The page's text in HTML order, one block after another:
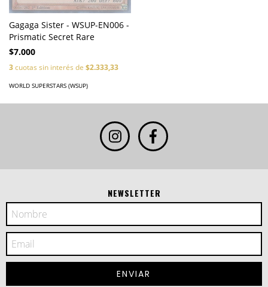
Gagaga Sister - WSUP-EN006 -
Prismatic Secret Rare
$7.000
3cuotas sin interés de $2.333,33
WORLD SUPERSTARS (WSUP)
NEWSLETTER